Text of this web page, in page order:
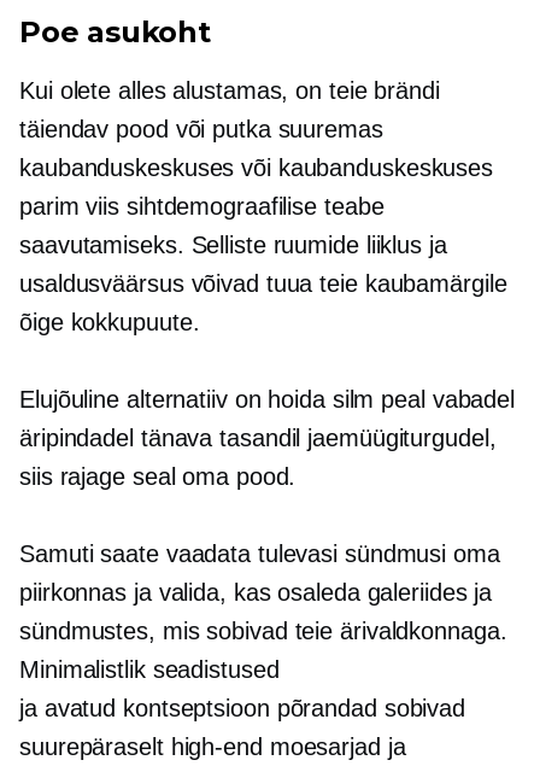
Poe asukoht
Kui olete alles alustamas, on teie brändi
täiendav pood või putka suuremas
kaubanduskeskuses või kaubanduskeskuses
parim viis sihtdemograafilise teabe
saavutamiseks. Selliste ruumide liiklus ja
usaldusväärsus võivad tuua teie kaubamärgile
õige kokkupuute.
Elujõuline alternatiiv on hoida silm peal vabadel
äripindadel tänava tasandil jaemüügiturgudel,
siis rajage seal oma pood.
Samuti saate vaadata tulevasi sündmusi oma
piirkonnas ja valida, kas osaleda galeriides ja
sündmustes, mis sobivad teie ärivaldkonnaga.
Minimalistlik seadistused
ja avatud kontseptsioon põrandad sobivad
suurepäraselt high-end moesarjad ja